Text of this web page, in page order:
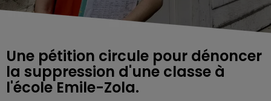
Une pétition circule pour dénoncer
la suppression d'une classe à
l'école Emile-Zola.